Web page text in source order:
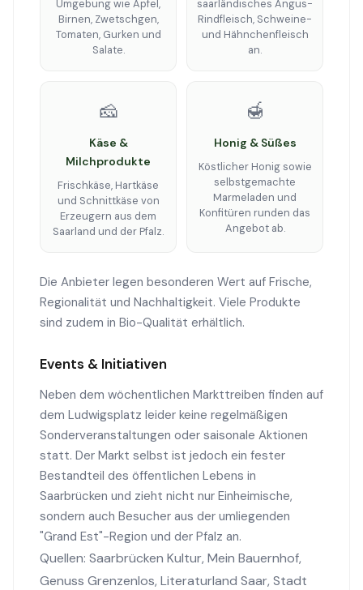
Umgebung wie Äpfel,
Birnen, Zwetschgen,
Tomaten, Gurken und
Salate.
saarländisches Angus-
Rindfleisch, Schweine-
und Hähnchenfleisch
an.
🧀
Käse &
Milchprodukte
Frischkäse, Hartkäse
und Schnittkäse von
Erzeugern aus dem
Saarland und der Pfalz.
🍯
Honig & Süßes
Köstlicher Honig sowie
selbstgemachte
Marmeladen und
Konfitüren runden das
Angebot ab.
Die Anbieter legen besonderen Wert auf Frische,
Regionalität und Nachhaltigkeit. Viele Produkte
sind zudem in Bio-Qualität erhältlich.
Events & Initiativen
Neben dem wöchentlichen Markttreiben finden auf
dem Ludwigsplatz leider keine regelmäßigen
Sonderveranstaltungen oder saisonale Aktionen
statt. Der Markt selbst ist jedoch ein fester
Bestandteil des öffentlichen Lebens in
Saarbrücken und zieht nicht nur Einheimische,
sondern auch Besucher aus der umliegenden
"Grand Est"-Region und der Pfalz an.
Quellen: Saarbrücken Kultur, Mein Bauernhof,
Genuss Grenzenlos, Literaturland Saar, Stadt